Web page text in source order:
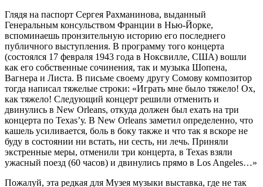
Глядя на паспорт Сергея Рахманинова, выданный
Генеральным консульством Франции в Нью-Йорке,
вспоминаешь пронзительную историю его последнего
публичного выступления. В программу того концерта
(состоялся 17 февраля 1943 года в Ноксвилле, США) вошли
как его собственные сочинения, так и музыка Шопена,
Вагнера и Листа. В письме своему другу Сомову композитор
тогда написал тяжелые строки: «Играть мне было тяжело! Ох,
как тяжело! Следующий концерт решили отменить и
двинулись в New Orleans, откуда должен был ехать на три
концерта по Texas’у. В New Orleans заметил определенно, что
кашель усиливается, боль в боку также и что так я вскоре не
буду в состоянии ни встать, ни сесть, ни лечь. Приняли
экстренные меры, отменили три концерта, в Texas взяли
ужасный поезд (60 часов) и двинулись прямо в Los Angeles…»
Пожалуй, эта редкая для Музея музыки выставка, где не так